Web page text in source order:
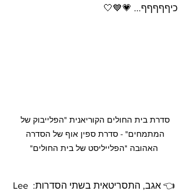
כיףףףףף... 💗💙🤍
סדרת בית החולים הקוריאנית "הפלייבוק של
המתמחים" - סדרת ספין אוף של הסדרה
האהובה "הפלייליסט של בית החולים"
👈 אגב, התסריטאית בשתי הסדרות: Lee